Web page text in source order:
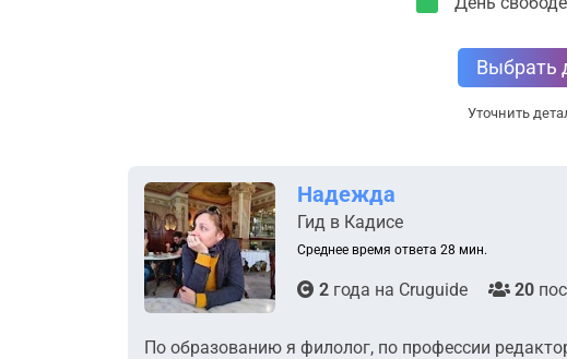
Выбрать
Уточнить
Надежда
Гид в Кадисе
Среднее время ответа 28 мин.
2 года на Cruguide 20
По образованию я филолог, по профессии